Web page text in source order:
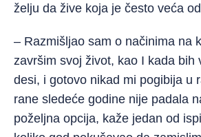
želju da žive koja je često veća
– Razmišljao sam o načinima na
završim svoj život, kao I kada bih
desi, i gotovo nikad mi pogibija u
rane sledeće godine nije padala
poželjna opcija, kaže jedan od